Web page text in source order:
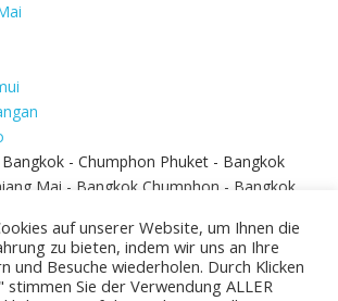
- Chumphon Phuket - Bangkok
Mai - Bangkok Chumphon - Bangkok
auf unserer Website, um Ihnen die
zu bieten, indem wir uns an Ihre
und Besuche wiederholen. Durch Klicken
Sie der Verwendung ALLER